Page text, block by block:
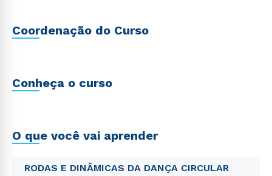
Coordenação do Curso
Conheça o curso
O que você vai aprender
RODAS E DINÂMICAS DA DANÇA CIRCULAR